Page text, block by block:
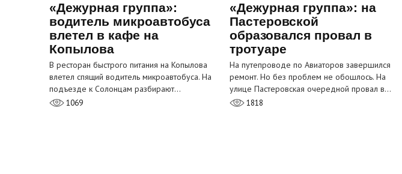
«Дежурная группа»:
водитель микроавтобуса
влетел в кафе на
Копылова
В ресторан быстрого питания на Копылова
влетел спящий водитель микроавтобуса. На
подъезде к Солонцам разбирают…
1069
«Дежурная группа»: на
Пастеровской
образовался провал в
тротуаре
На путепроводе по Авиаторов завершился
ремонт. Но без проблем не обошлось. На
улице Пастеровская очередной провал в…
1818